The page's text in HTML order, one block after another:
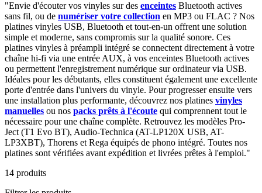
"Envie d'écouter vos vinyles sur des enceintes Bluetooth actives
sans fil, ou de numériser votre collection en MP3 ou FLAC ? Nos
platines vinyles USB, Bluetooth et tout-en-un offrent une solution
simple et moderne, sans compromis sur la qualité sonore. Ces
platines vinyles à préampli intégré se connectent directement à votre
chaîne hi-fi via une entrée AUX, à vos enceintes Bluetooth actives
ou permettent l'enregistrement numérique sur ordinateur via USB.
Idéales pour les débutants, elles constituent également une excellente
porte d'entrée dans l'univers du vinyle. Pour progresser ensuite vers
une installation plus performante, découvrez nos platines vinyles
manuelles ou nos packs prêts à l'écoute qui comprennent tout le
nécessaire pour une chaîne complète. Retrouvez les modèles Pro-
Ject (T1 Evo BT), Audio-Technica (AT-LP120X USB, AT-
LP3XBT), Thorens et Rega équipés de phono intégré. Toutes nos
platines sont vérifiées avant expédition et livrées prêtes à l'emploi."
14 produits